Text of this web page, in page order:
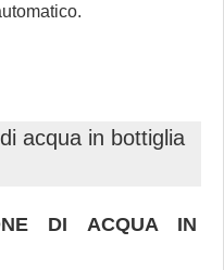
acqua in bottiglia
DI ACQUA IN